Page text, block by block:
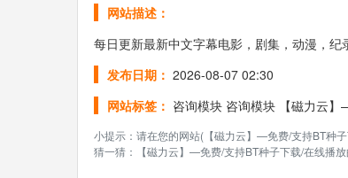
网站描述：
每日更新最新中文字幕电影，剧集，动漫，纪
发布日期： 2026-08-07 02:30
网站标签： 咨询模块 咨询模块 【磁力云
小提示：请在您的网站(【磁力云】—免费/支持BT种
猜一猜：【磁力云】—免费/支持BT种子下载/在线播放